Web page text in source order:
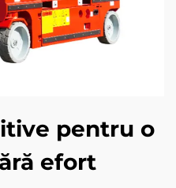
pentru o
efort